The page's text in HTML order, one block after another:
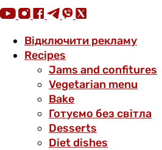
Відключити рекламу
Recipes
Jams and confitures
Vegetarian menu
Bake
Готуємо без світла
Desserts
Diet dishes